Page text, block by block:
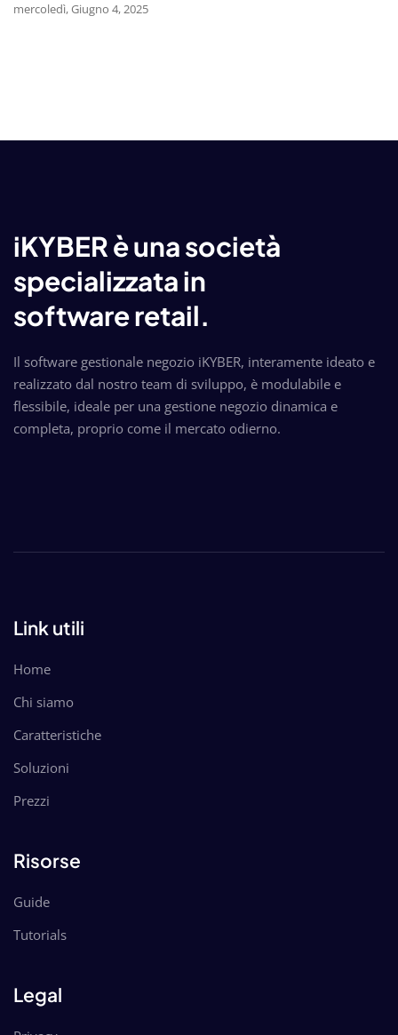
mercoledì, Giugno 4, 2025
iKYBER è una società
specializzata in
software retail.
Il software gestionale negozio iKYBER, interamente ideato e
realizzato dal nostro team di sviluppo, è modulabile e
flessibile, ideale per una gestione negozio dinamica e
completa, proprio come il mercato odierno.
Link utili
Home
Chi siamo
Caratteristiche
Soluzioni
Prezzi
Risorse
Guide
Tutorials
Legal